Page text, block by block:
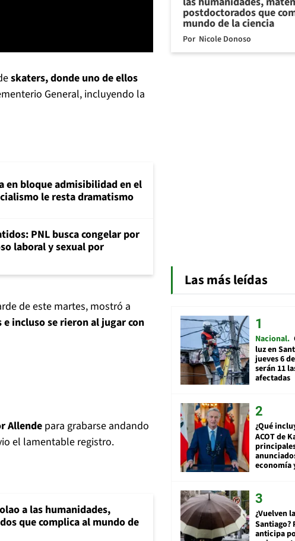
skaters, donde uno de ellos
General, incluyendo la
en bloque admisibilidad en el
le resta dramatismo
PNL busca congelar por
laboral y sexual por
de este martes, mostró a
incluso se rieron al jugar con
Allende para grabarse andando
el lamentable registro.
a las humanidades,
que complica al mundo de
postdoctorados que
mundo de la ciencia
Por Nicole Donoso
Las más leídas
Nacional
luz en
jueves 6
serán 11
afectadas
¿Qué
ACOT de
economía
¿Vuelven
Santiago?
anticipa